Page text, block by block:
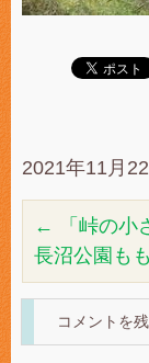
2021年11月
←
「峠の小
長沼公園も
コメントを